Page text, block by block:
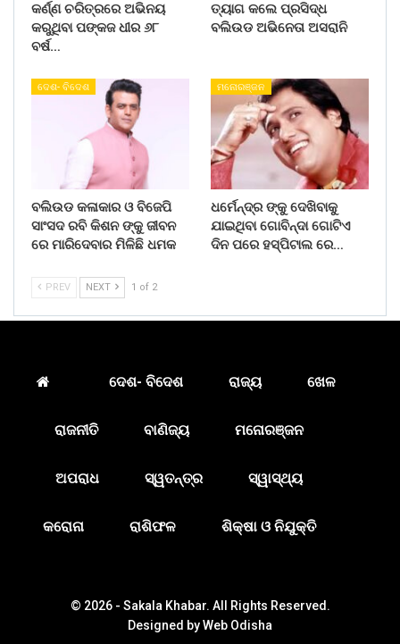
କର୍ଣ୍ଣ ଚରିତ୍ରରେ ଅଭିନୟ
କରୁଥିବା ପଙ୍କଜ ଧୀର ୬୮
ବର୍ଷ…
ତ୍ୟାଗ କଲେ ପ୍ରସିଦ୍ଧ
ବଲିଉଡ ଅଭିନେତା ଅସରାନି
ଦେଶ- ବିଦେଶ
ବଲିଉଡ କଳାକାର ଓ ବିଜେପି
ସାଂସଦ ରବି କିଶନ ଙ୍କୁ ଜୀବନ
ରେ ମାରିଦେବାର ମିଳିଛି ଧମକ
ମନୋରଞ୍ଜନ
ଧର୍ମେନ୍ଦ୍ର ଙ୍କୁ ଦେଖିବାକୁ
ଯାଇଥିବା ଗୋବିନ୍ଦା ଗୋଟିଏ
ଦିନ ପରେ ହସ୍ପିଟାଲ ରେ…
PREV NEXT 1 of 2
ଦେଶ- ବିଦେଶ ରାଜ୍ୟ ଖେଳ
ରାଜନୀତି ବାଣିଜ୍ୟ ମନୋରଞ୍ଜନ
ଅପରାଧ ସ୍ୱତନ୍ତ୍ର ସ୍ୱାସ୍ଥ୍ୟ
କରୋନା ରାଶିଫଳ ଶିକ୍ଷା ଓ ନିଯୁକ୍ତି
© 2026 - Sakala Khabar. All Rights Reserved.
Designed byWeb Odisha